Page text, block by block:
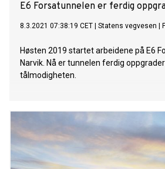
E6 Forsatunnelen er ferdig
8.3.2021 07:38:19 CET Statens vegvesen
Høsten 2019 startet arbeidene på E6
Narvik. Nå er tunnelen ferdig
tålmodigheten.